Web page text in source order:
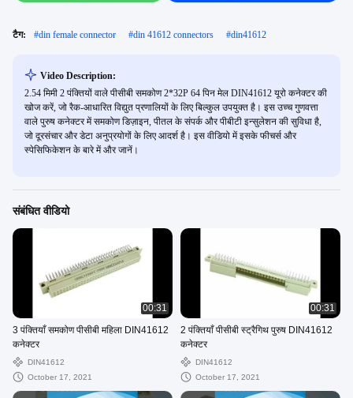
टैग: #din female connector #din 41612 connectors #din41612
Video Description:
2.54 मिमी 2 पंक्तियों वाले पीसीबी समकोण 2*32P 64 पिन मेल DIN41612 यूरो कनेक्टर की
खोज करें, जो रैक-आधारित विद्युत प्रणालियों के लिए बिल्कुल उपयुक्त है। इस उच्च गुणवत्ता
वाले पुरुष कनेक्टर में समकोण डिज़ाइन, पीतल के संपर्क और पीबीटी इन्सुलेशन की सुविधा है,
जो दूरसंचार और डेटा अनुप्रयोगों के लिए आदर्श है। इस वीडियो में इसके फीचर्स और
स्पेसिफिकेशन के बारे में और जानें।
संबंधित वीडियो
00:31
3 पंक्तियाँ समकोण पीसीबी महिला DIN41612
कनेक्टर
DIN41612
October 17, 2021
00:31
2 पंक्तियाँ पीसीबी स्ट्रैगिथ पुरुष DIN41612
कनेक्टर
DIN41612
October 17, 2021